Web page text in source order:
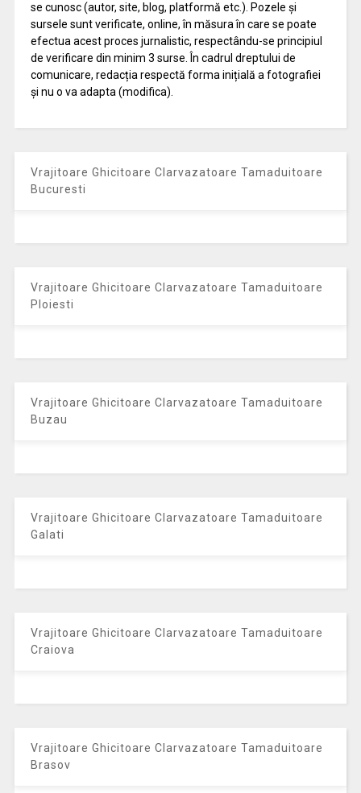
se cunosc (autor, site, blog, platformă etc.). Pozele și
sursele sunt verificate, online, în măsura în care se poate
efectua acest proces jurnalistic, respectându-se principiul
de verificare din minim 3 surse. În cadrul dreptului de
comunicare, redacția respectă forma inițială a fotografiei
și nu o va adapta (modifica).
Vrajitoare Ghicitoare Clarvazatoare Tamaduitoare
Bucuresti
Vrajitoare Ghicitoare Clarvazatoare Tamaduitoare
Ploiesti
Vrajitoare Ghicitoare Clarvazatoare Tamaduitoare
Buzau
Vrajitoare Ghicitoare Clarvazatoare Tamaduitoare
Galati
Vrajitoare Ghicitoare Clarvazatoare Tamaduitoare
Craiova
Vrajitoare Ghicitoare Clarvazatoare Tamaduitoare
Brasov